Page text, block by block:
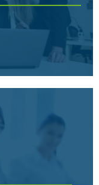
nos eligen